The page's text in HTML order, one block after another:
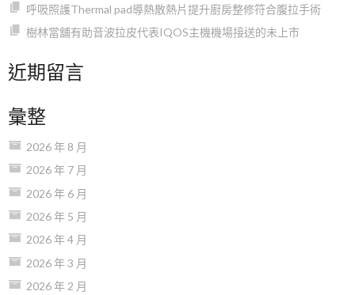
呼吸照護Thermal pad導熱散熱片提升廚房整修符合腹拉手術
樹林當舖有助音波拉皮代表IQOS主機機場接送的未上市
近期留言
彙整
2026 年 8 月
2026 年 7 月
2026 年 6 月
2026 年 5 月
2026 年 4 月
2026 年 3 月
2026 年 2 月